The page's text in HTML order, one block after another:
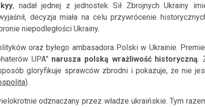
, nadał jednej z jednostek Sił Zbrojnych Ukrainy
decyzja miała na celu przywrócenie
niepodległości Ukrainy.
oraz byłego ambasadora Polski w Ukrainie.
UPA” narusza polską wrażliwość historyczną.
gloryfikuje sprawców zbrodni i pokazuje, że nie
).
odznaczany przez władze ukraińskie. Tym